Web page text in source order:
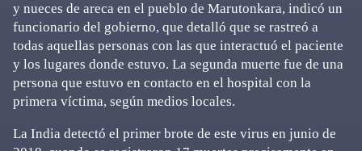
y nueces de areca en el pueblo de Marutonkara, indicó un
funcionario del gobierno, que detalló que se rastreó a
todas aquellas personas con las que interactuó el paciente
y los lugares donde estuvo. La segunda muerte fue de una
persona que estuvo en contacto en el hospital con la
primera víctima, según medios locales.
La India detectó el primer brote de este virus en junio de